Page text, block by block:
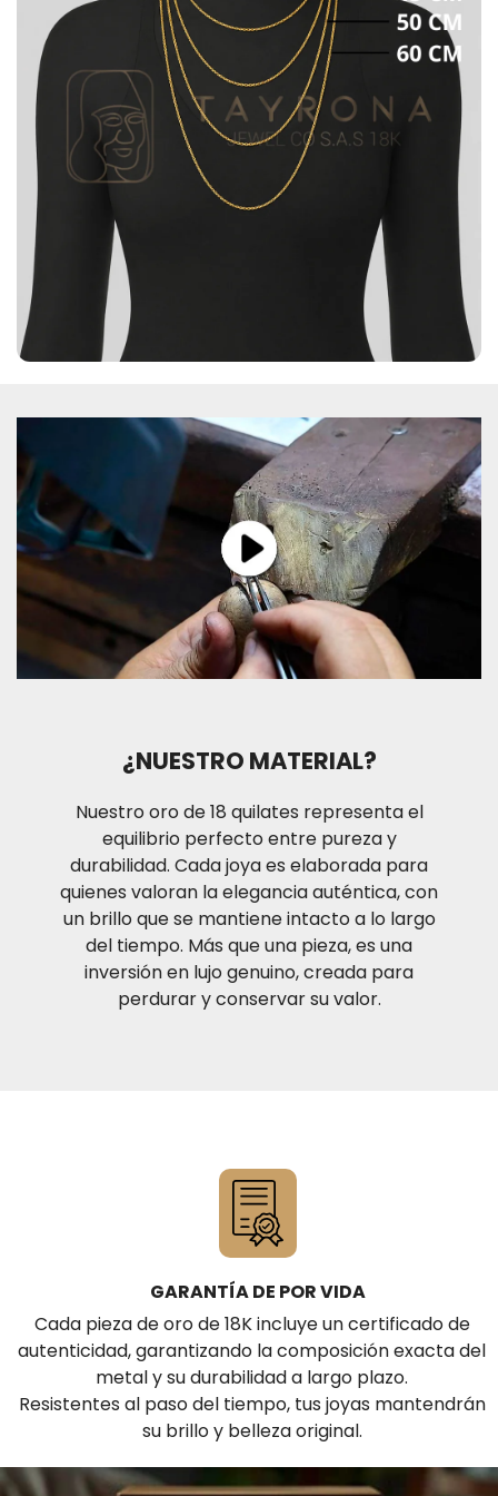
cobertura, para que su compra llegue a la dirección
que desea.
TIEMPOS DE ENTREGA
El tiempo de entrega de los productos es
aproximadamente de uno (1) a tres (3) días hábiles
para las ciudades de Medellín y Bogotá D.C. ; dos (2)
a cuatro (4) días hábiles para ciudades principales y
hasta siete (7) días hábiles para otros destinos en
condiciones de operación normal. Recuerda que si
estas ubicado en la ciudad de Medellín te puedes
también acercar a nuestro punto de venta ubicado
¿NUESTRO MATERIAL?
Nuestro oro de 18 quilates representa el
equilibrio perfecto entre pureza y
durabilidad. Cada joya es elaborada para
quienes valoran la elegancia auténtica, con
un brillo que se mantiene intacto a lo largo
del tiempo. Más que una pieza, es una
inversión en lujo genuino, creada para
perdurar y conservar su valor.
GARANTÍA DE POR VIDA
Cada pieza de oro de 18K incluye un certificado de
autenticidad, garantizando la composición exacta del
metal y su durabilidad a largo plazo.
Resistentes al paso del tiempo, tus joyas mantendrán
su brillo y belleza original.